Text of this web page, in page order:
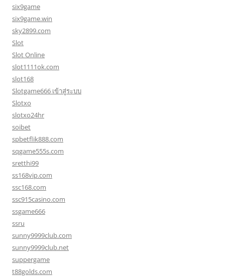
six9game
six9game.win
sky2899.com
Slot
Slot Online
slot1111ok.com
slot168
Slotgame666 เข้าสู่ระบบ
Slotxo
slotxo24hr
soibet
spbetflik888.com
sqgame555s.com
sretthi99
ss168vip.com
ssc168.com
ssc915casino.com
ssgame666
ssru
sunny9999club.com
sunny9999club.net
suppergame
t88golds.com